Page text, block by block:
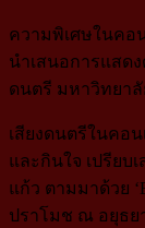
ความพิเศษในคอ
นำเสนอการแสด
ดนตรี มหาวิทยา
เสียงดนตรีในคอ
และกินใจ เปรียบ
แก้ว ตามมาด้วย
ปราโมช ณ อยุธย